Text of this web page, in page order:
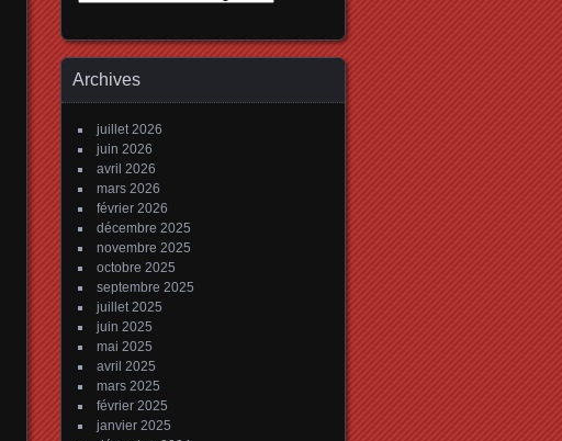
Archives
juillet 2026
juin 2026
avril 2026
mars 2026
février 2026
décembre 2025
novembre 2025
octobre 2025
septembre 2025
juillet 2025
juin 2025
mai 2025
avril 2025
mars 2025
février 2025
janvier 2025